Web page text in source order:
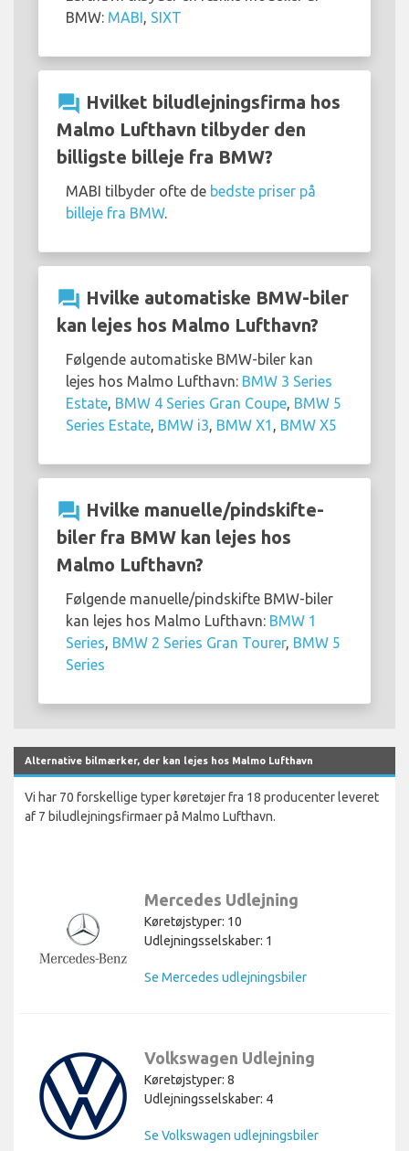
BMW: MABI, SIXT
question_answer Hvilket biludlejningsfirma hos
Malmo Lufthavn tilbyder den
billigste billeje fra BMW?
MABI tilbyder ofte de bedste priser på
billeje fra BMW.
question_answer Hvilke automatiske BMW-biler
kan lejes hos Malmo Lufthavn?
Følgende automatiske BMW-biler kan
lejes hos Malmo Lufthavn: BMW 3 Series
Estate, BMW 4 Series Gran Coupe, BMW 5
Series Estate, BMW i3, BMW X1 , BMW X5
question_answer Hvilke manuelle/pindskifte-
biler fra BMW kan lejes hos
Malmo Lufthavn?
Følgende manuelle/pindskifte BMW-biler
kan lejes hos Malmo Lufthavn: BMW 1
Series, BMW 2 Series Gran Tourer, BMW 5
Series
Alternative bilmærker, der kan lejes hos Malmo Lufthavn
Vi har 70 forskellige typer køretøjer fra 18 producenter leveret
af 7 biludlejningsfirmaer på Malmo Lufthavn.
Mercedes Udlejning
Køretøjstyper: 10
Udlejningsselskaber: 1
Se Mercedes udlejningsbiler
Volkswagen Udlejning
Køretøjstyper: 8
Udlejningsselskaber: 4
Se Volkswagen udlejningsbiler